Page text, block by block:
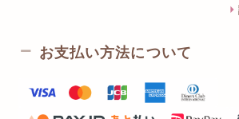
お支払い方法について